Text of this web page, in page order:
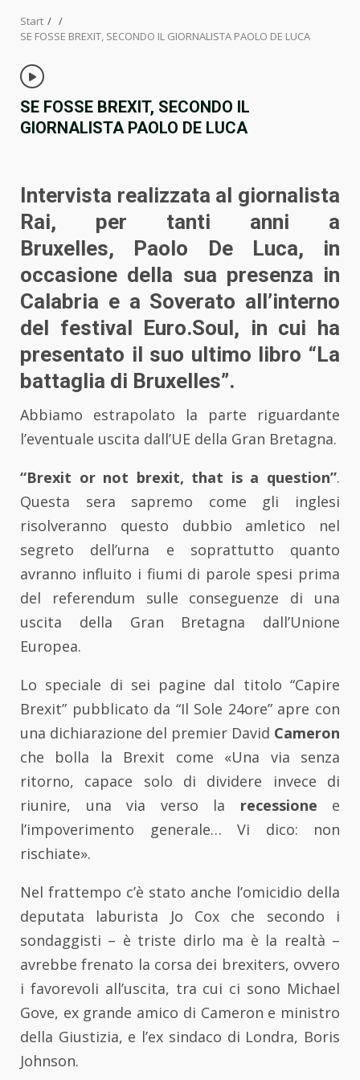
Start
SE FOSSE BREXIT, SECONDO IL GIORNALISTA PAOLO DE LUCA
SE FOSSE BREXIT, SECONDO IL
GIORNALISTA PAOLO DE LUCA
Intervista realizzata al giornalista
Rai, per tanti anni a
Bruxelles, Paolo De Luca, in
occasione della sua presenza in
Calabria e a Soverato all’interno
del festival Euro.Soul, in cui ha
presentato il suo ultimo libro “La
battaglia di Bruxelles”.
Abbiamo estrapolato la parte riguardante
l’eventuale uscita dall’UE della Gran Bretagna.
“Brexit or not brexit, that is a question”.
Questa sera sapremo come gli inglesi
risolveranno questo dubbio amletico nel
segreto dell’urna e soprattutto quanto
avranno influito i fiumi di parole spesi prima
del referendum sulle conseguenze di una
uscita della Gran Bretagna dall’Unione
Europea.
Lo speciale di sei pagine dal titolo “Capire
Brexit” pubblicato da “Il Sole 24ore” apre con
una dichiarazione del premier David Cameron
che bolla la Brexit come «Una via senza
ritorno, capace solo di dividere invece di
riunire, una via verso la recessione e
l’impoverimento generale… Vi dico: non
rischiate».
Nel frattempo c’è stato anche l’omicidio della
deputata laburista Jo Cox che secondo i
sondaggisti – è triste dirlo ma è la realtà –
avrebbe frenato la corsa dei brexiters, ovvero
i favorevoli all’uscita, tra cui ci sono Michael
Gove, ex grande amico di Cameron e ministro
della Giustizia, e l’ex sindaco di Londra, Boris
Johnson.